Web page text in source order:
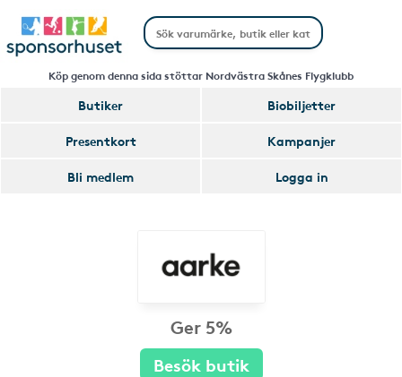
Köp genom denna sida stöttar Nordvästra Skånes Flygklubb
Butiker
Biobiljetter
Presentkort
Kampanjer
Bli medlem
Logga in
Ger 5%
Besök butik